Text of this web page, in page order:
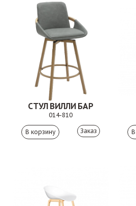
СТУЛ ВИЛЛИ БАР
014-810
Заказ